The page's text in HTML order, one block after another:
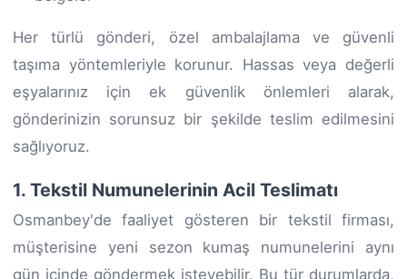
Her türlü gönderi, özel ambalajlama ve güvenli
taşıma yöntemleriyle korunur. Hassas veya değerli
eşyalarınız için ek güvenlik önlemleri alarak,
gönderinizin sorunsuz bir şekilde teslim edilmesini
sağlıyoruz.
1. Tekstil Numunelerinin Acil Teslimatı
Osmanbey'de faaliyet gösteren bir tekstil firması,
müşterisine yeni sezon kumaş numunelerini aynı
gün içinde göndermek isteyebilir. Bu tür durumlarda,